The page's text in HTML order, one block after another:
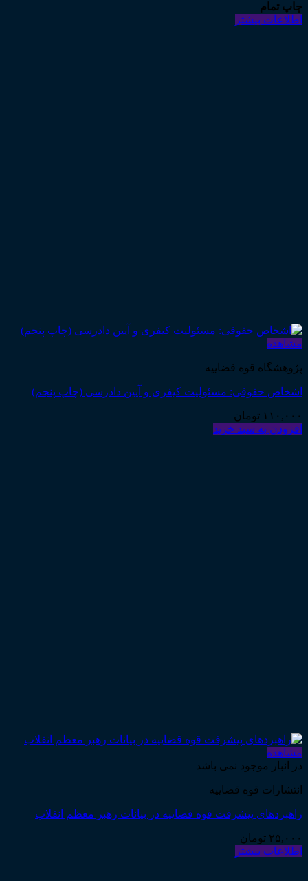
چاپ تمام
اطلاعات بیشتر
مشاهده
پژوهشگاه قوه قضاییه
اشخاص حقوقی: مسئولیت کیفری و آیین دادرسی (چاپ پنجم)
۱۱۰,۰۰۰ تومان
افزودن به سبد خرید
مشاهده
در انبار موجود نمی باشد
انتشارات قوه قضاییه
راهبردهای پیشرفت قوه قضاییه در بیانات رهبر معظم انقلاب
۲۵,۰۰۰ تومان
اطلاعات بیشتر